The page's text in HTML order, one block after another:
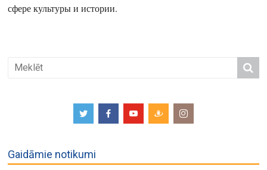
сфере культуры и истории.
Gaidāmie notikumi